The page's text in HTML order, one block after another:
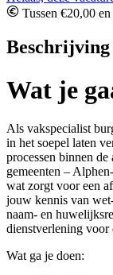
Tussen €20,00
Beschrijving
Wat je
Als vakspecialist
in het soepel laten
processen binnen
gemeenten –
wat zorgt voor een
jouw kennis van
naam- en
dienstverlening voor
Wat ga je doen: